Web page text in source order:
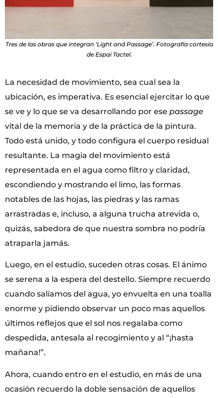
Tres de las obras que integran ‘Light and Passage’. Fotografía cortesía
de Espai Tactel.
La necesidad de movimiento, sea cual sea la
ubicación, es imperativa. Es esencial ejercitar lo que
se ve y lo que se va desarrollando por ese passage
vital de la memoria y de la práctica de la pintura.
Todo está unido, y todo configura el cuerpo residual
resultante. La magia del movimiento está
representada en el agua como filtro y claridad,
escondiendo y mostrando el limo, las formas
notables de las hojas, las piedras y las ramas
arrastradas e, incluso, a alguna trucha atrevida o,
quizás, sabedora de que nuestra sombra no podría
atraparla jamás.
Luego, en el estudio, suceden otras cosas. El ánimo
se serena a la espera del destello. Siempre recuerdo
cuando salíamos del agua, yo envuelta en una toalla
enorme y pidiendo observar un poco mas aquellos
últimos reflejos que el sol nos regalaba como
despedida, antesala al recogimiento y al “¡hasta
mañana!”.
Ahora, cuando entro en el estudio, en más de una
ocasión recuerdo la doble sensación de aquellos